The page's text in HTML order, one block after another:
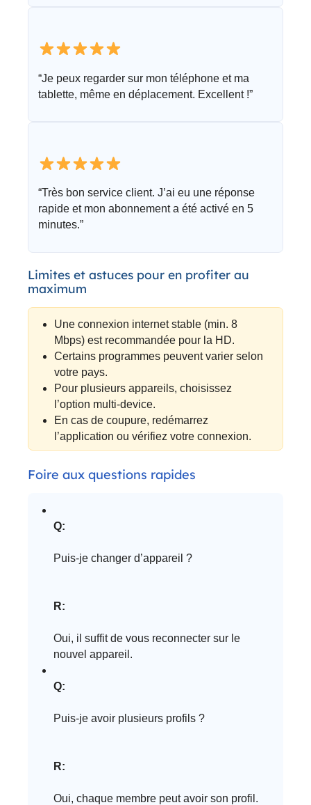
“Je peux regarder sur mon téléphone et ma
tablette, même en déplacement. Excellent !”
“Très bon service client. J’ai eu une réponse
rapide et mon abonnement a été activé en 5
minutes.”
Limites et astuces pour en profiter au
maximum
Une connexion internet stable (min. 8
Mbps) est recommandée pour la HD.
Certains programmes peuvent varier selon
votre pays.
Pour plusieurs appareils, choisissez
l’option multi-device.
En cas de coupure, redémarrez
l’application ou vérifiez votre connexion.
Foire aux questions rapides
Q:
Puis-je changer d’appareil ?
R:
Oui, il suffit de vous reconnecter sur le
nouvel appareil.
Q:
Puis-je avoir plusieurs profils ?
R:
Oui, chaque membre peut avoir son profil.